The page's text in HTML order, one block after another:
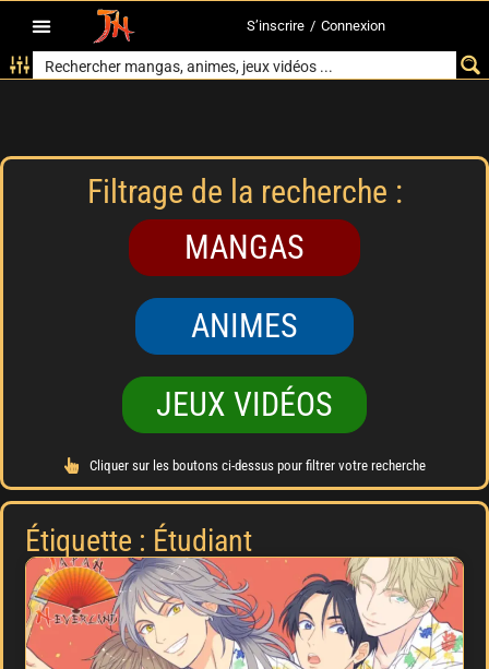
S’inscrire / Connexion
Filtrage de la recherche :
MANGAS
ANIMES
JEUX VIDÉOS
Cliquer sur les boutons ci-dessus pour filtrer votre recherche
Étiquette : Étudiant